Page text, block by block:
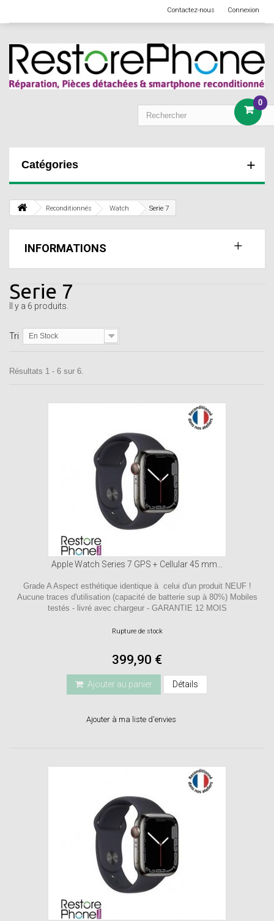
Connexion
Contactez-nous
0
Catégories
Reconditionnés Watch Serie 7
INFORMATIONS
Serie 7
Il y a 6 produits.
Tri En Stock
Résultats 1 - 6 sur 6.
Apple Watch Series 7 GPS + Cellular 45 mm...
Grade A Aspect esthétique identique à celui d'un produit NEUF !
Aucune traces d'utilisation (capacité de batterie sup à 80%) Mobiles
testés - livré avec chargeur - GARANTIE 12 MOIS
Rupture de stock
399,90 €
Ajouter au panier Détails
Ajouter à ma liste d'envies